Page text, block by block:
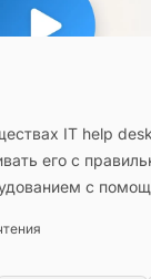
IT help
его с
с